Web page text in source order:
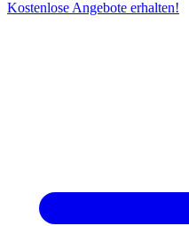
Kostenlose Angebote erhalten!